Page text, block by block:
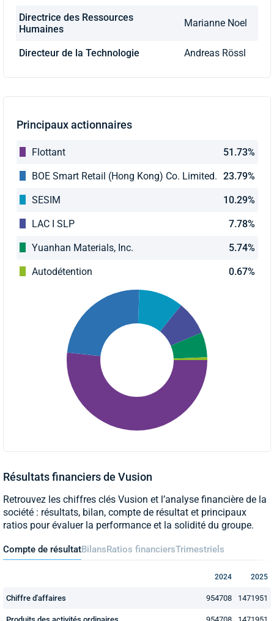
Directrice des Ressources
Humaines
Marianne Noel
Directeur de la Technologie Andreas Rössl
Principaux actionnaires
Flottant 51.73%
BOE Smart Retail (Hong Kong) Co. Limited. 23.79%
SESIM 10.29%
LAC I SLP 7.78%
Yuanhan Materials, Inc. 5.74%
Autodétention 0.67%
Résultats financiers de Vusion
Retrouvez les chiffres clés Vusion et l’analyse financière de la
société : résultats, bilan, compte de résultat et principaux
ratios pour évaluer la performance et la solidité du groupe.
Compte de résultatBilansRatios financiersTrimestriels
2024 2025
Chiffre d'affaires 954708 1471951